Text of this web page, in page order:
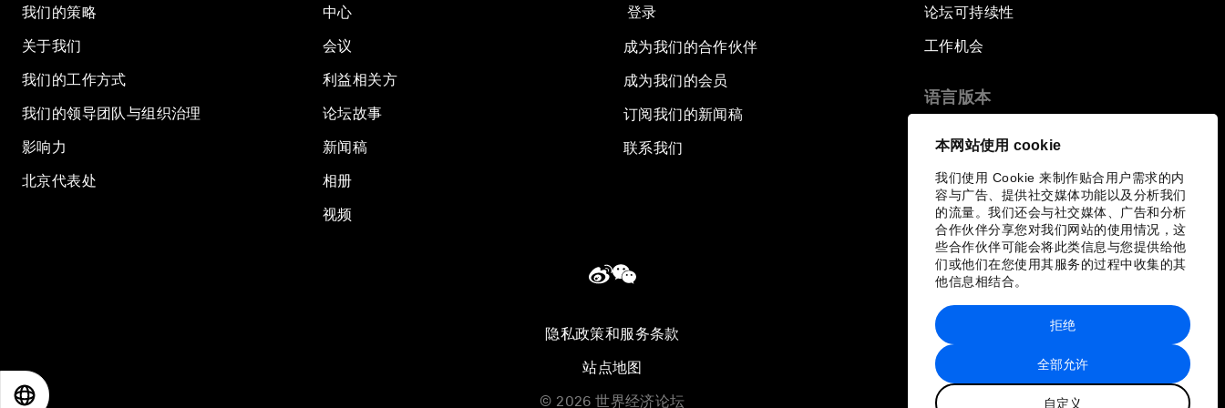
本网站使用 cookie
我们使用 Cookie 来制作贴合用户需求的内
容与广告、提供社交媒体功能以及分析我们
的流量。我们还会与社交媒体、广告和分析
合作伙伴分享您对我们网站的使用情况，这
些合作伙伴可能会将此类信息与您提供给他
们或他们在您使用其服务的过程中收集的其
他信息相结合。
全部允许
自定义
拒绝
我们的策略
关于我们
我们的工作方式
我们的领导团队与组织治理
影响力
北京代表处
中心
会议
利益相关方
论坛故事
新闻稿
相册
视频
登录
成为我们的合作伙伴
成为我们的会员
订阅我们的新闻稿
联系我们
论坛可持续性
工作机会
语言版本
隐私政策和服务条款
站点地图
© 2026 世界经济论坛